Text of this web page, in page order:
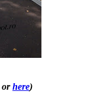
orhere)